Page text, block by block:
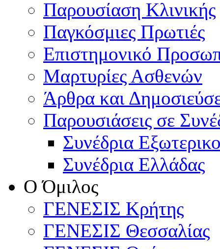
Παρουσίαση Κλινικής
Παγκόσμιες Πρωτιές
Επιστημονικό
Μαρτυρίες Ασθενών
Άρθρα και
Παρουσιάσεις σε
Συνέδρια
Συνέδρια Ελλάδας
Ο Όμιλος
ΓΕΝΕΣΙΣ Κρήτης
ΓΕΝΕΣΙΣ Θεσσαλίας